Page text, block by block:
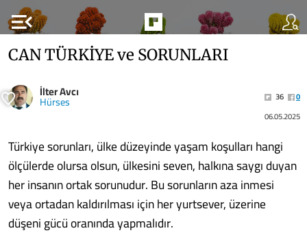
menu_open
CAN TÜRKİYE ve SORUNLARI
İlter Avcı
Hürses 36
0
06.05.2025
Türkiye sorunları, ülke düzeyinde yaşam koşulları hangi
ölçülerde olursa olsun, ülkesini seven, halkına saygı duyan
her insanın ortak sorunudur. Bu sorunların aza inmesi
veya ortadan kaldırılması için her yurtsever, üzerine
düşeni gücü oranında yapmalıdır.